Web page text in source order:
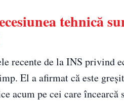
tehnică
recente de la INS privind
El a afirmat că este
acum pe cei care încearcă